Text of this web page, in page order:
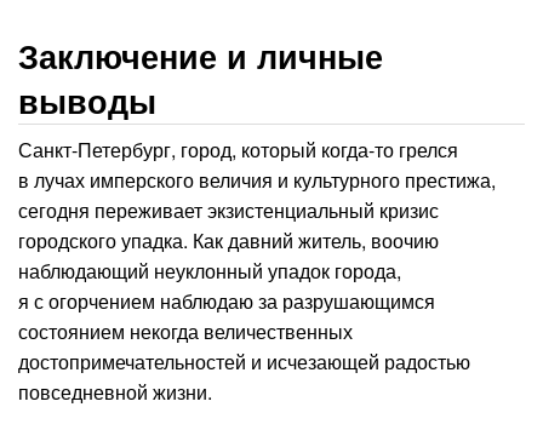
Заключение и личные
выводы
Санкт-Петербург, город, который когда-то грелся
в лучах имперского величия и культурного престижа,
сегодня переживает экзистенциальный кризис
городского упадка. Как давний житель, воочию
наблюдающий неуклонный упадок города,
я с огорчением наблюдаю за разрушающимся
состоянием некогда величественных
достопримечательностей и исчезающей радостью
повседневной жизни.